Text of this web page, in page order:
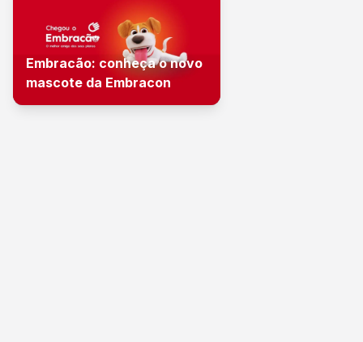
Embracão: conheça o novo
mascote da Embracon